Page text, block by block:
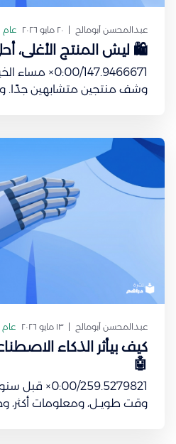
عبدالمحسن أبومالح ٢٠ مايو ٢٠٢٦ عام
🛍️ ليش المنتج الأغلى،
أفضل. الغريب إن
عبدالمحسن أبومالح ١٣ مايو ٢٠٢٦ عام
كيف بيأثر الذكاء
🤖
0:00/
وقت طويــل، ومعلومات أكثر،